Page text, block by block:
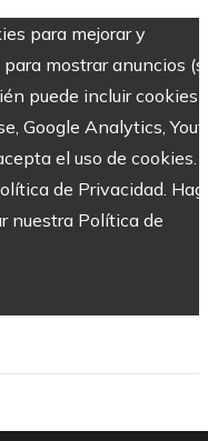
para mejorar y
mostrar anuncios
puede incluir cookies
Google Analytics,
el uso de cookies.
de Privacidad.
nuestra Política de